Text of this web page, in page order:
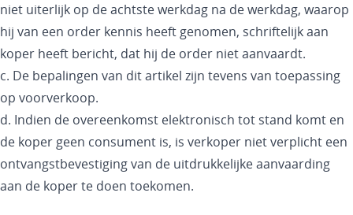
niet uiterlijk op de achtste werkdag na de werkdag, waarop
hij van een order kennis heeft genomen, schriftelijk aan
koper heeft bericht, dat hij de order niet aanvaardt.
c. De bepalingen van dit artikel zijn tevens van toepassing
op voorverkoop.
d. Indien de overeenkomst elektronisch tot stand komt en
de koper geen consument is, is verkoper niet verplicht een
ontvangstbevestiging van de uitdrukkelijke aanvaarding
aan de koper te doen toekomen.